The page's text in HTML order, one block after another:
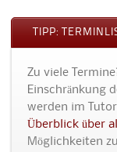
TIPP:
Zu viele
Einschränkung
werden im
Überblick über
Möglichkeiten